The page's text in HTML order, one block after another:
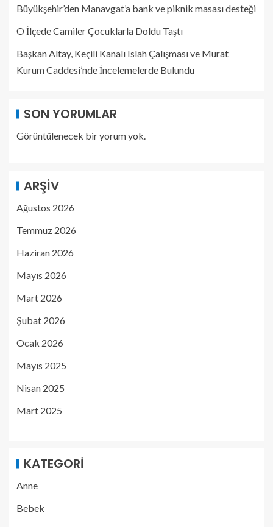
Büyükşehir’den Manavgat’a bank ve piknik masası desteği
O İlçede Camiler Çocuklarla Doldu Taştı
Başkan Altay, Keçili Kanalı Islah Çalışması ve Murat
Kurum Caddesi’nde İncelemelerde Bulundu
SON YORUMLAR
Görüntülenecek bir yorum yok.
ARŞIV
Ağustos 2026
Temmuz 2026
Haziran 2026
Mayıs 2026
Mart 2026
Şubat 2026
Ocak 2026
Mayıs 2025
Nisan 2025
Mart 2025
KATEGORI
Anne
Bebek